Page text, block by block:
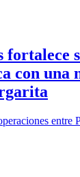
fortalece
con una
entre